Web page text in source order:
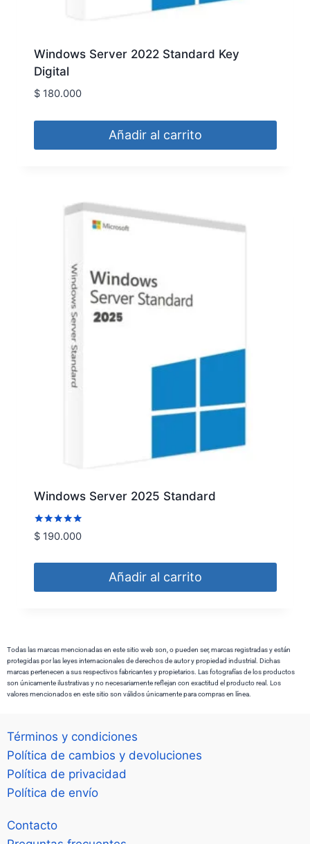
Windows Server 2022 Standard Key
Digital
$180.000
Añadir al carrito
Windows Server 2025 Standard
Valorado
con
de 5
$190.000
Añadir al carrito
Todas las marcas mencionadas en este sitio web son, o pueden ser, marcas registradas y están
protegidas por las leyes internacionales de derechos de autor y propiedad industrial. Dichas
marcas pertenecen a sus respectivos fabricantes y propietarios. Las fotografías de los productos
son únicamente ilustrativas y no necesariamente reflejan con exactitud el producto real. Los
valores mencionados en este sitio son válidos únicamente para compras en línea.
Términos y condiciones
Política de cambios y devoluciones
Política de privacidad
Política de envío
Contacto